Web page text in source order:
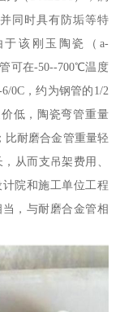
同时具有防垢等特
该刚玉陶瓷（a-
可在-50--700℃温度
0C，约为钢管的1/2
低，陶瓷弯管重量
比耐磨合金管重量轻
从而支吊架费用、
院和施工单位工程
，与耐磨合金管相